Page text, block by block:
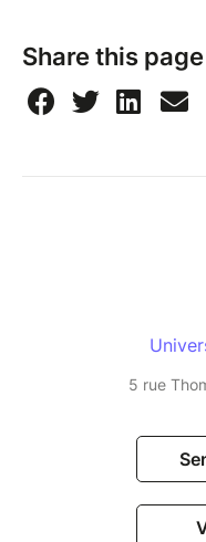
Share this page
5 rue